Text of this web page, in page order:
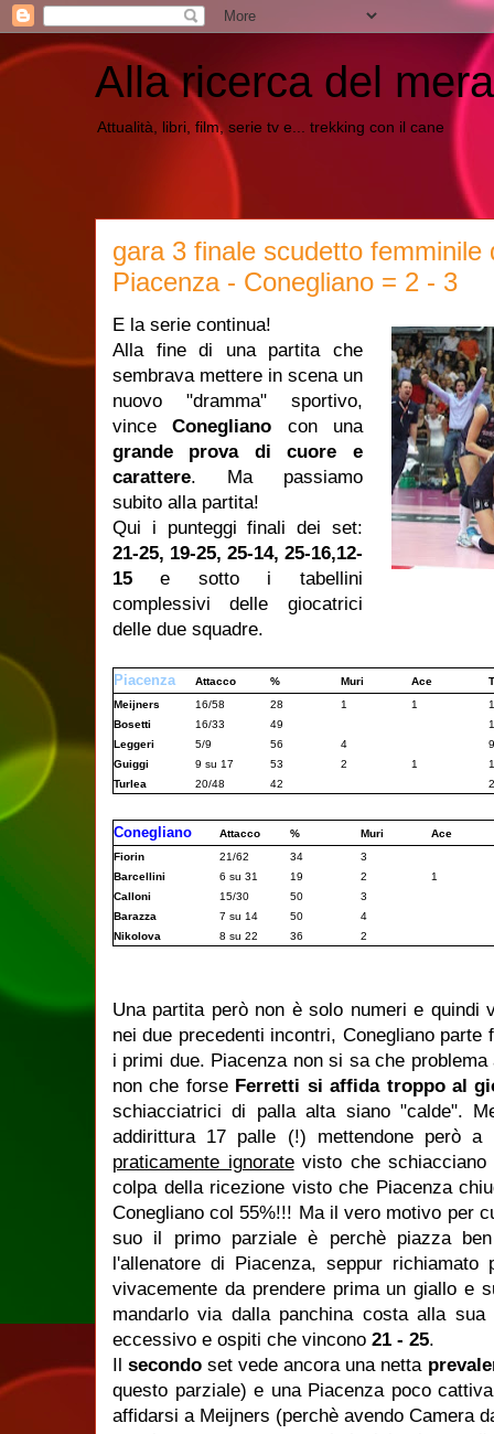
Alla ricerca del
Attualità, libri, film, serie tv e... trekking con il cane
gara 3 finale scudetto femminile
Piacenza - Conegliano = 2 - 3
E la serie continua!
Alla fine di una partita che
sembrava mettere in scena un
nuovo "dramma" sportivo,
vinceConegliano con una
grande prova di cuore e
carattere. Ma passiamo
subito alla partita!
Qui i punteggi finali dei set:
21-25, 19-25, 25-14, 25-16,12-
15 e sotto i tabellini
complessivi delle giocatrici
delle due squadre.
Piacenza Attacco % Muri Ace
Meijners
16/58 28 1 1
Bosetti
16/33 49
Leggeri
5/9 56 4
9
Guiggi
9 su 17 53 2 1
Turlea
20/48 42
Conegliano Attacco % Muri
Ace
Fiorin
21/62 34
3
Barcellini
6 su 31 19 2
1
Calloni
15/30 50
3
Barazza
7 su 14 50
4
Nikolova
8 su 22 36 2
Una partita però non è solo numeri e quindi
nei due precedenti incontri, Conegliano
i primi due. Piacenza non si sa che
non che forse Ferretti si affida troppo al
schiacciatrici di palla alta siano "calde".
addirittura 17 palle (!) mettendone però
praticamente ignoratevisto che schiacciano
colpa della ricezione visto che Piacenza
Conegliano col 55%!!! Ma il vero motivo per
suo il primo parziale è perchè piazza
l'allenatore di Piacenza, seppur richiamato
vivacemente da prendere prima un giallo e
mandarlo via dalla panchina costa alla
eccessivo e ospiti che vincono 21 - 25.
Ilsecondo set vede ancora una netta
questo parziale) e una Piacenza poco
affidarsi a Meijners (perchè avendo Camera